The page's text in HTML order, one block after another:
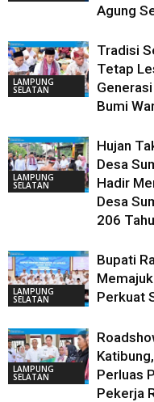
Agung
LAMPUNG
SELATAN
Tradisi
Tetap
Bumi
LAMPUNG
SELATAN
Hujan
Desa
Hadir
Desa
206
LAMPUNG
SELATAN
Bupati
Perkuat
LAMPUNG
SELATAN
Perluas
Pekerja